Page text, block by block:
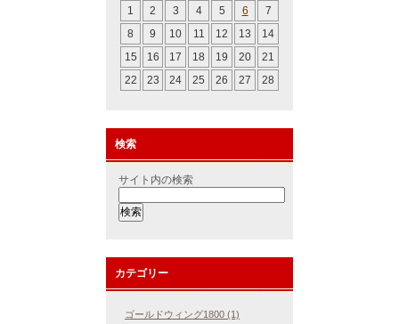
1
2 3 4 5 6
7
8
9 10 11 12 13
14
15
16 17 18 19 20
21
22
23 24 25 26 27 28
検索
サイト内の検索
カテゴリー
ゴールドウィング1800 (1)